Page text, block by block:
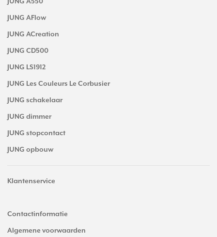
JUNG AFlow
JUNG ACreation
JUNG CD500
JUNG LS1912
JUNG Les Couleurs Le Corbusier
JUNG schakelaar
JUNG dimmer
JUNG stopcontact
JUNG opbouw
Klantenservice
Contactinformatie
Algemene voorwaarden